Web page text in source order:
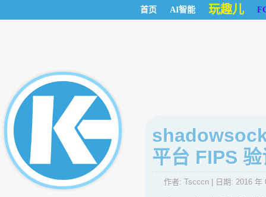
首页 AI智能 玩趣儿
平台 FIPS
作者: Tscccn | 日期: 2016 年